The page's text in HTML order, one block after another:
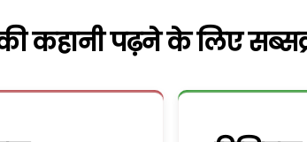
कहानी पढ़ने के लिए